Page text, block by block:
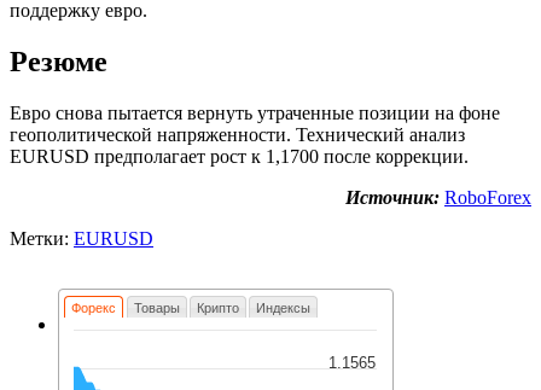
поддержку евро.
Резюме
Евро снова пытается вернуть утраченные позиции на фоне
геополитической напряженности. Технический анализ
EURUSD предполагает рост к 1,1700 после коррекции.
Источник: RoboForex
Метки: EURUSD
Форекс Товары Крипто Индексы
1.1565